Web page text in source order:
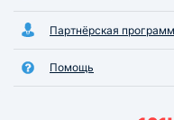
Партнёрская
Помощь